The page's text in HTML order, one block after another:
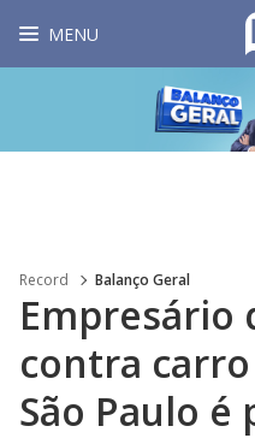
MENU
Record Balanço Geral
Empresário
contra
São Paulo é